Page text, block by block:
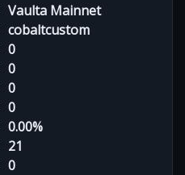
Vaulta Mainnet
cobaltcustom
0
0
0
0
0.00%
21
0